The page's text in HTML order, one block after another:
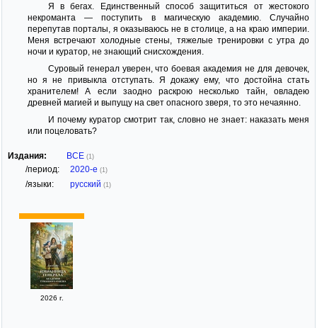
Я в бегах. Единственный способ защититься от жестокого
некроманта — поступить в магическую академию. Случайно
перепутав порталы, я оказываюсь не в столице, а на краю империи.
Меня встречают холодные стены, тяжелые тренировки с утра до
ночи и куратор, не знающий снисхождения.
Суровый генерал уверен, что боевая академия не для девочек,
но я не привыкла отступать. Я докажу ему, что достойна стать
хранителем! А если заодно раскрою несколько тайн, овладею
древней магией и выпущу на свет опасного зверя, то это нечаянно.
И почему куратор смотрит так, словно не знает: наказать меня
или поцеловать?
Издания: ВСЕ (1)
/период: 2020-е (1)
/языки: русский (1)
2026 г.